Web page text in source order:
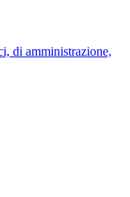
di amministrazione,